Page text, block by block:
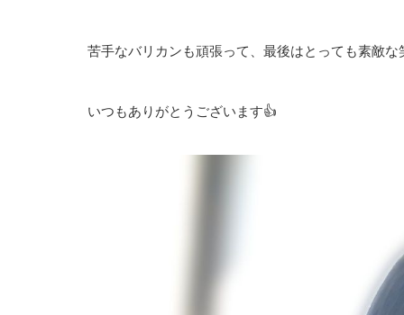
苦手なバリカンも頑張って、最後はとっても素敵
いつもありがとうございます👍